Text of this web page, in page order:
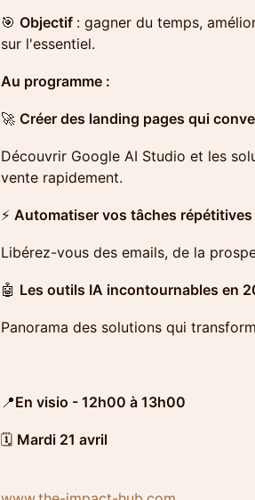
🎯 Objectif : gagner du temps,
sur l'essentiel.
​Au programme :
​🚀 Créer des landing pages qui
Découvrir Google AI Studio et les
vente rapidement.
​⚡ Automatiser vos tâches répétitives
Libérez-vous des emails, de la
​🤖 Les outils IA incontournables en
Panorama des solutions qui
​​​📍En visio - 12h00 à 13h00
​​🗓️ Mardi 21 avril